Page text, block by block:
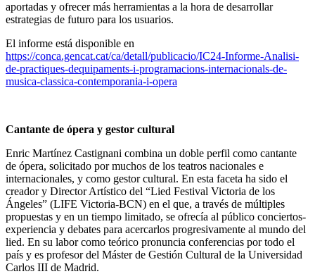
aportadas y ofrecer más herramientas a la hora de desarrollar
estrategias de futuro para los usuarios.
El informe está disponible en
https://conca.gencat.cat/ca/detall/publicacio/IC24-Informe-Analisi-
de-practiques-dequipaments-i-programacions-internacionals-de-
musica-classica-contemporania-i-opera
Cantante de ópera y gestor cultural
Enric Martínez Castignani combina un doble perfil como cantante
de ópera, solicitado por muchos de los teatros nacionales e
internacionales, y como gestor cultural. En esta faceta ha sido el
creador y Director Artístico del “Lied Festival Victoria de los
Ángeles” (LIFE Victoria-BCN) en el que, a través de múltiples
propuestas y en un tiempo limitado, se ofrecía al público conciertos-
experiencia y debates para acercarlos progresivamente al mundo del
lied. En su labor como teórico pronuncia conferencias por todo el
país y es profesor del Máster de Gestión Cultural de la Universidad
Carlos III de Madrid.